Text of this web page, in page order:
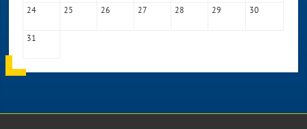
24 25 26 27 28 29 30
31